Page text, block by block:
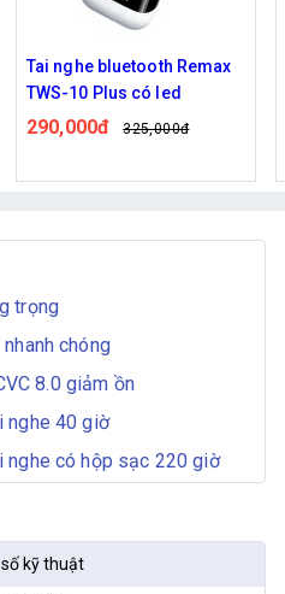
Tai nghe Bluetooth HOCO
EW45
252,000đ 279,000đ
trọng
chóng
8.0 giảm ồn
nghe 40 giờ
nghe có hộp sạc 220 giờ
kỹ thuật